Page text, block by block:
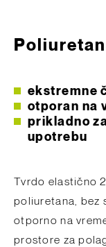
ekstremne
otporan na
prikladno
upotrebu
Tvrdo elastično
poliuretana, bez
otporno na
prostore za